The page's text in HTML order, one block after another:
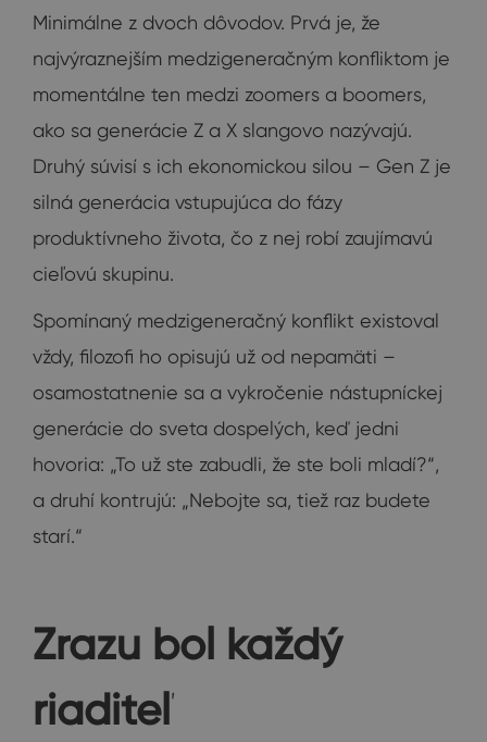
Minimálne z dvoch dôvodov. Prvá je, že
najvýraznejším medzigeneračným konfliktom je
momentálne ten medzi zoomers a boomers,
ako sa generácie Z a X slangovo nazývajú.
Druhý súvisí s ich ekonomickou silou – Gen Z je
silná generácia vstupujúca do fázy
produktívneho života, čo z nej robí zaujímavú
cieľovú skupinu.
Spomínaný medzigeneračný konflikt existoval
vždy, filozofi ho opisujú už od nepamäti –
osamostatnenie sa a vykročenie nástupníckej
generácie do sveta dospelých, keď jedni
hovoria: „To už ste zabudli, že ste boli mladí?“,
a druhí kontrujú: „Nebojte sa, tiež raz budete
starí.“
Zrazu bol každý
riaditeľ